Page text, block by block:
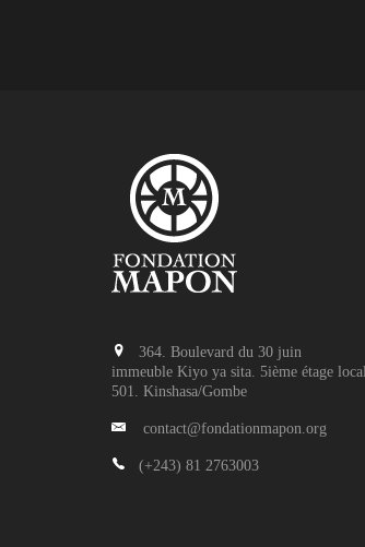
364. Boulevard du 30 juin
immeuble Kiyo ya sita. 5ième étage local
501. Kinshasa/Gombe
contact@fondationmapon.org
(+243) 81 2763003